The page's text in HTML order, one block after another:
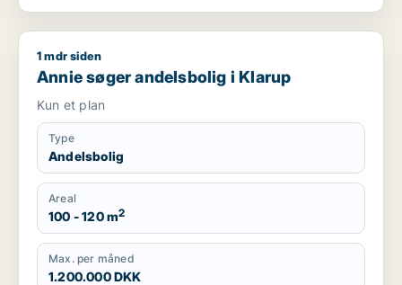
Annie søger andelsbolig i Klarup
1 mdr siden
Annie søger andelsbolig i Klarup
Kun et plan
Type
Andelsbolig
Areal
100 - 120 m2
Max. per måned
1.200.000 DKK